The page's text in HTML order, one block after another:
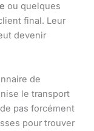
ou quelques
final. Leur
devenir
de
le transport
pas forcément
pour trouver